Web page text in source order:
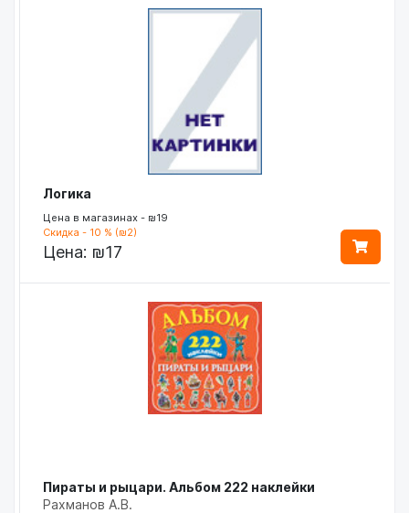
Логика
Цена в магазинах - ₪19
Скидка - 10 % (₪2)
Цена: ₪17
Пираты и рыцари. Альбом 222 наклейки
Рахманов А.В.